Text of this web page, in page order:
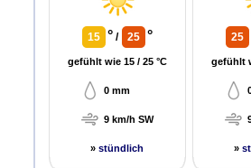
15 ° / 25 °
gefühlt wie 15 / 25 °C
0 mm
9 km/h SW
»stündlich
25
gefühlt
»